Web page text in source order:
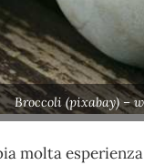
Broccoli (pixabay) –
molta